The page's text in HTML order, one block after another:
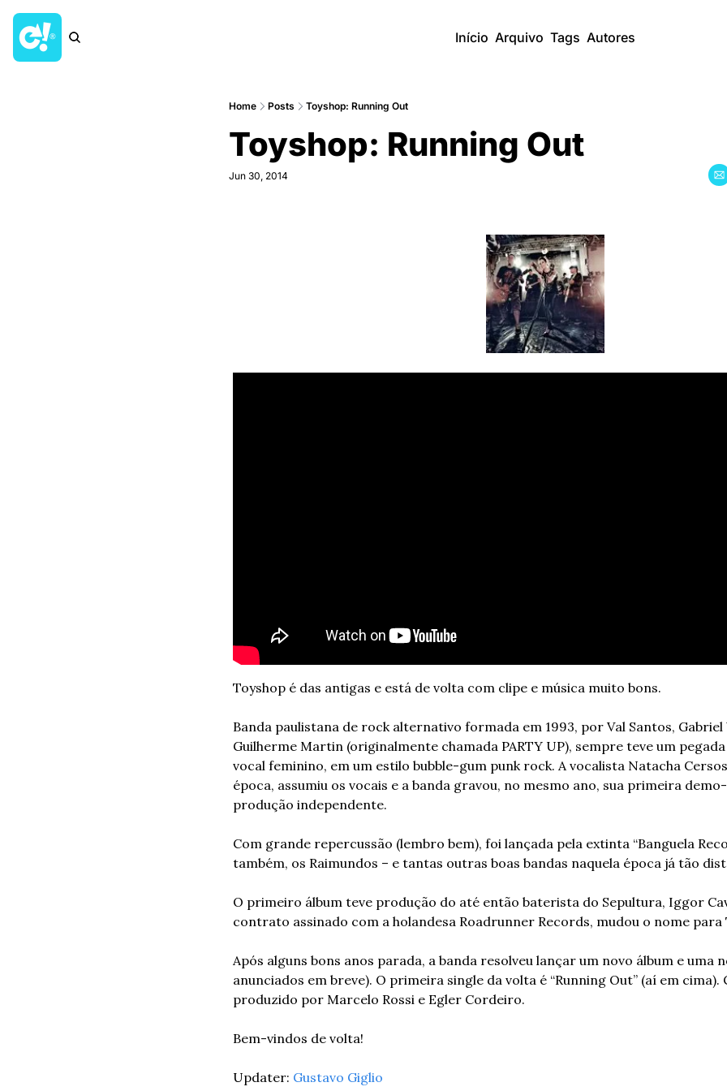
Início Arquivo Tags Autores
Home Posts Toyshop: Running Out
Toyshop: Running Out
Jun 30, 2014
Toyshop é das antigas e está de volta com clipe e música muito bons.
Banda paulistana de rock alternativo formada em 1993, por Val Santos, Gabriel
Guilherme Martin (originalmente chamada PARTY UP), sempre teve um
vocal feminino, em um estilo bubble-gum punk rock. A vocalista Natacha
época, assumiu os vocais e a banda gravou, no mesmo ano, sua primeira demo-
produção independente.
Com grande repercussão (lembro bem), foi lançada pela extinta “Banguela
também, os Raimundos – e tantas outras boas bandas naquela época já tão
O primeiro álbum teve produção do até então baterista do Sepultura, Iggor
contrato assinado com a holandesa Roadrunner Records, mudou o nome para
Após alguns bons anos parada, a banda resolveu lançar um novo álbum e uma
anunciados em breve). O primeira single da volta é “Running Out” (aí em cima).
produzido por Marcelo Rossi e Egler Cordeiro.
Bem-vindos de volta!
Updater: Gustavo Giglio